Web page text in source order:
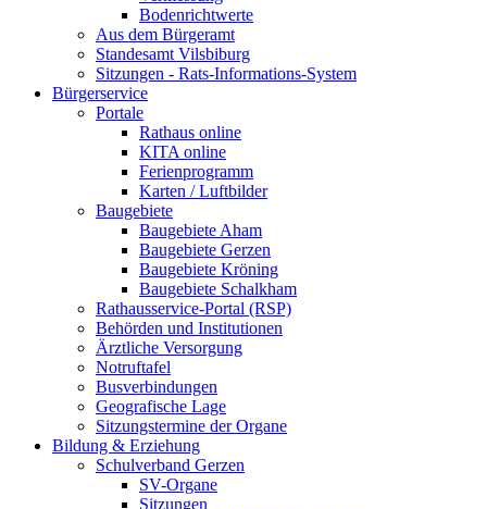
Bodenrichtwerte
Aus dem Bürgeramt
Standesamt Vilsbiburg
Sitzungen - Rats-Informations-System
Bürgerservice
Portale
Rathaus online
KITA online
Ferienprogramm
Karten / Luftbilder
Baugebiete
Baugebiete Aham
Baugebiete Gerzen
Baugebiete Kröning
Baugebiete Schalkham
Rathausservice-Portal (RSP)
Behörden und Institutionen
Ärztliche Versorgung
Notruftafel
Busverbindungen
Geografische Lage
Sitzungstermine der Organe
Bildung & Erziehung
Schulverband Gerzen
SV-Organe
Sitzungen